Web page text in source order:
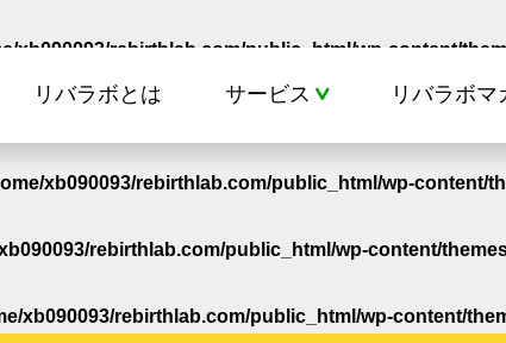
xb090093/rebirthlab.com/public_html/wp-content/
xb090093/rebirthlab.com/public_html/wp-content/
rebirthlab.com/public_html/wp-content/
xb090093/rebirthlab.com/public_html/wp-content/
リバラボとは サービス リバラボマ